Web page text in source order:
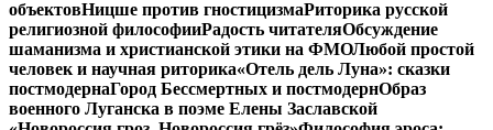
объектовНицше против гностицизмаРиторика русской
религиозной философииРадость читателяОбсуждение
шаманизма и христианской этики на ФМОЛюбой простой
человек и научная риторика«Отель дель Луна»: сказки
постмодернаГород Бессмертных и постмодернОбраз
военного Луганска в поэме Елены Заславской